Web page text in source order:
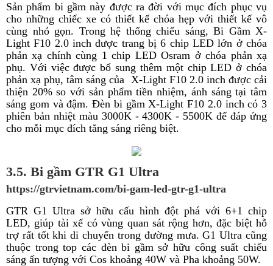
Sản phẩm bi gầm này được ra đời với mục đích phục vụ
cho những chiếc xe có thiết kế chóa hẹp với thiết kế vô
cùng nhỏ gọn. Trong hệ thống chiếu sáng, Bi Gầm X-
Light F10 2.0 inch được trang bị 6 chip LED lớn ở chóa
phản xạ chính cùng 1 chip LED Osram ở chóa phản xạ
phụ. Với việc được bổ sung thêm một chip LED ở chóa
phản xạ phụ, tâm sáng của X-Light F10 2.0 inch được cải
thiện 20% so với sản phẩm tiền nhiệm, ánh sáng tại tâm
sáng gom và đậm. Đèn bi gầm X-Light F10 2.0 inch có 3
phiên bản nhiệt màu 3000K - 4300K - 5500K để đáp ứng
cho mỗi mục đích tăng sáng riêng biệt.
3.5. Bi gầm GTR G1 Ultra
https://gtrvietnam.com/bi-gam-led-gtr-g1-ultra
GTR G1 Ultra sở hữu cấu hình đột phá với 6+1 chip
LED, giúp tài xế có vùng quan sát rộng hơn, đặc biệt hỗ
trợ rất tốt khi di chuyển trong đường mưa. G1 Ultra cũng
thuộc trong top các đèn bi gầm sở hữu công suất chiếu
sáng ấn tượng với Cos khoảng 40W và Pha khoảng 50W.